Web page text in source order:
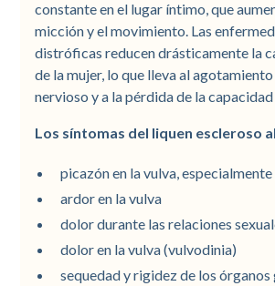
constante en el lugar íntimo, que
micción y el movimiento. Las
distróficas reducen drásticamente la
de la mujer, lo que lleva al
nervioso y a la pérdida de la
Los síntomas del liquen escleroso
picazón en la vulva,
ardor en la vulva
dolor durante las relaciones
dolor en la vulva (vulvodinia)
sequedad y rigidez de los órganos